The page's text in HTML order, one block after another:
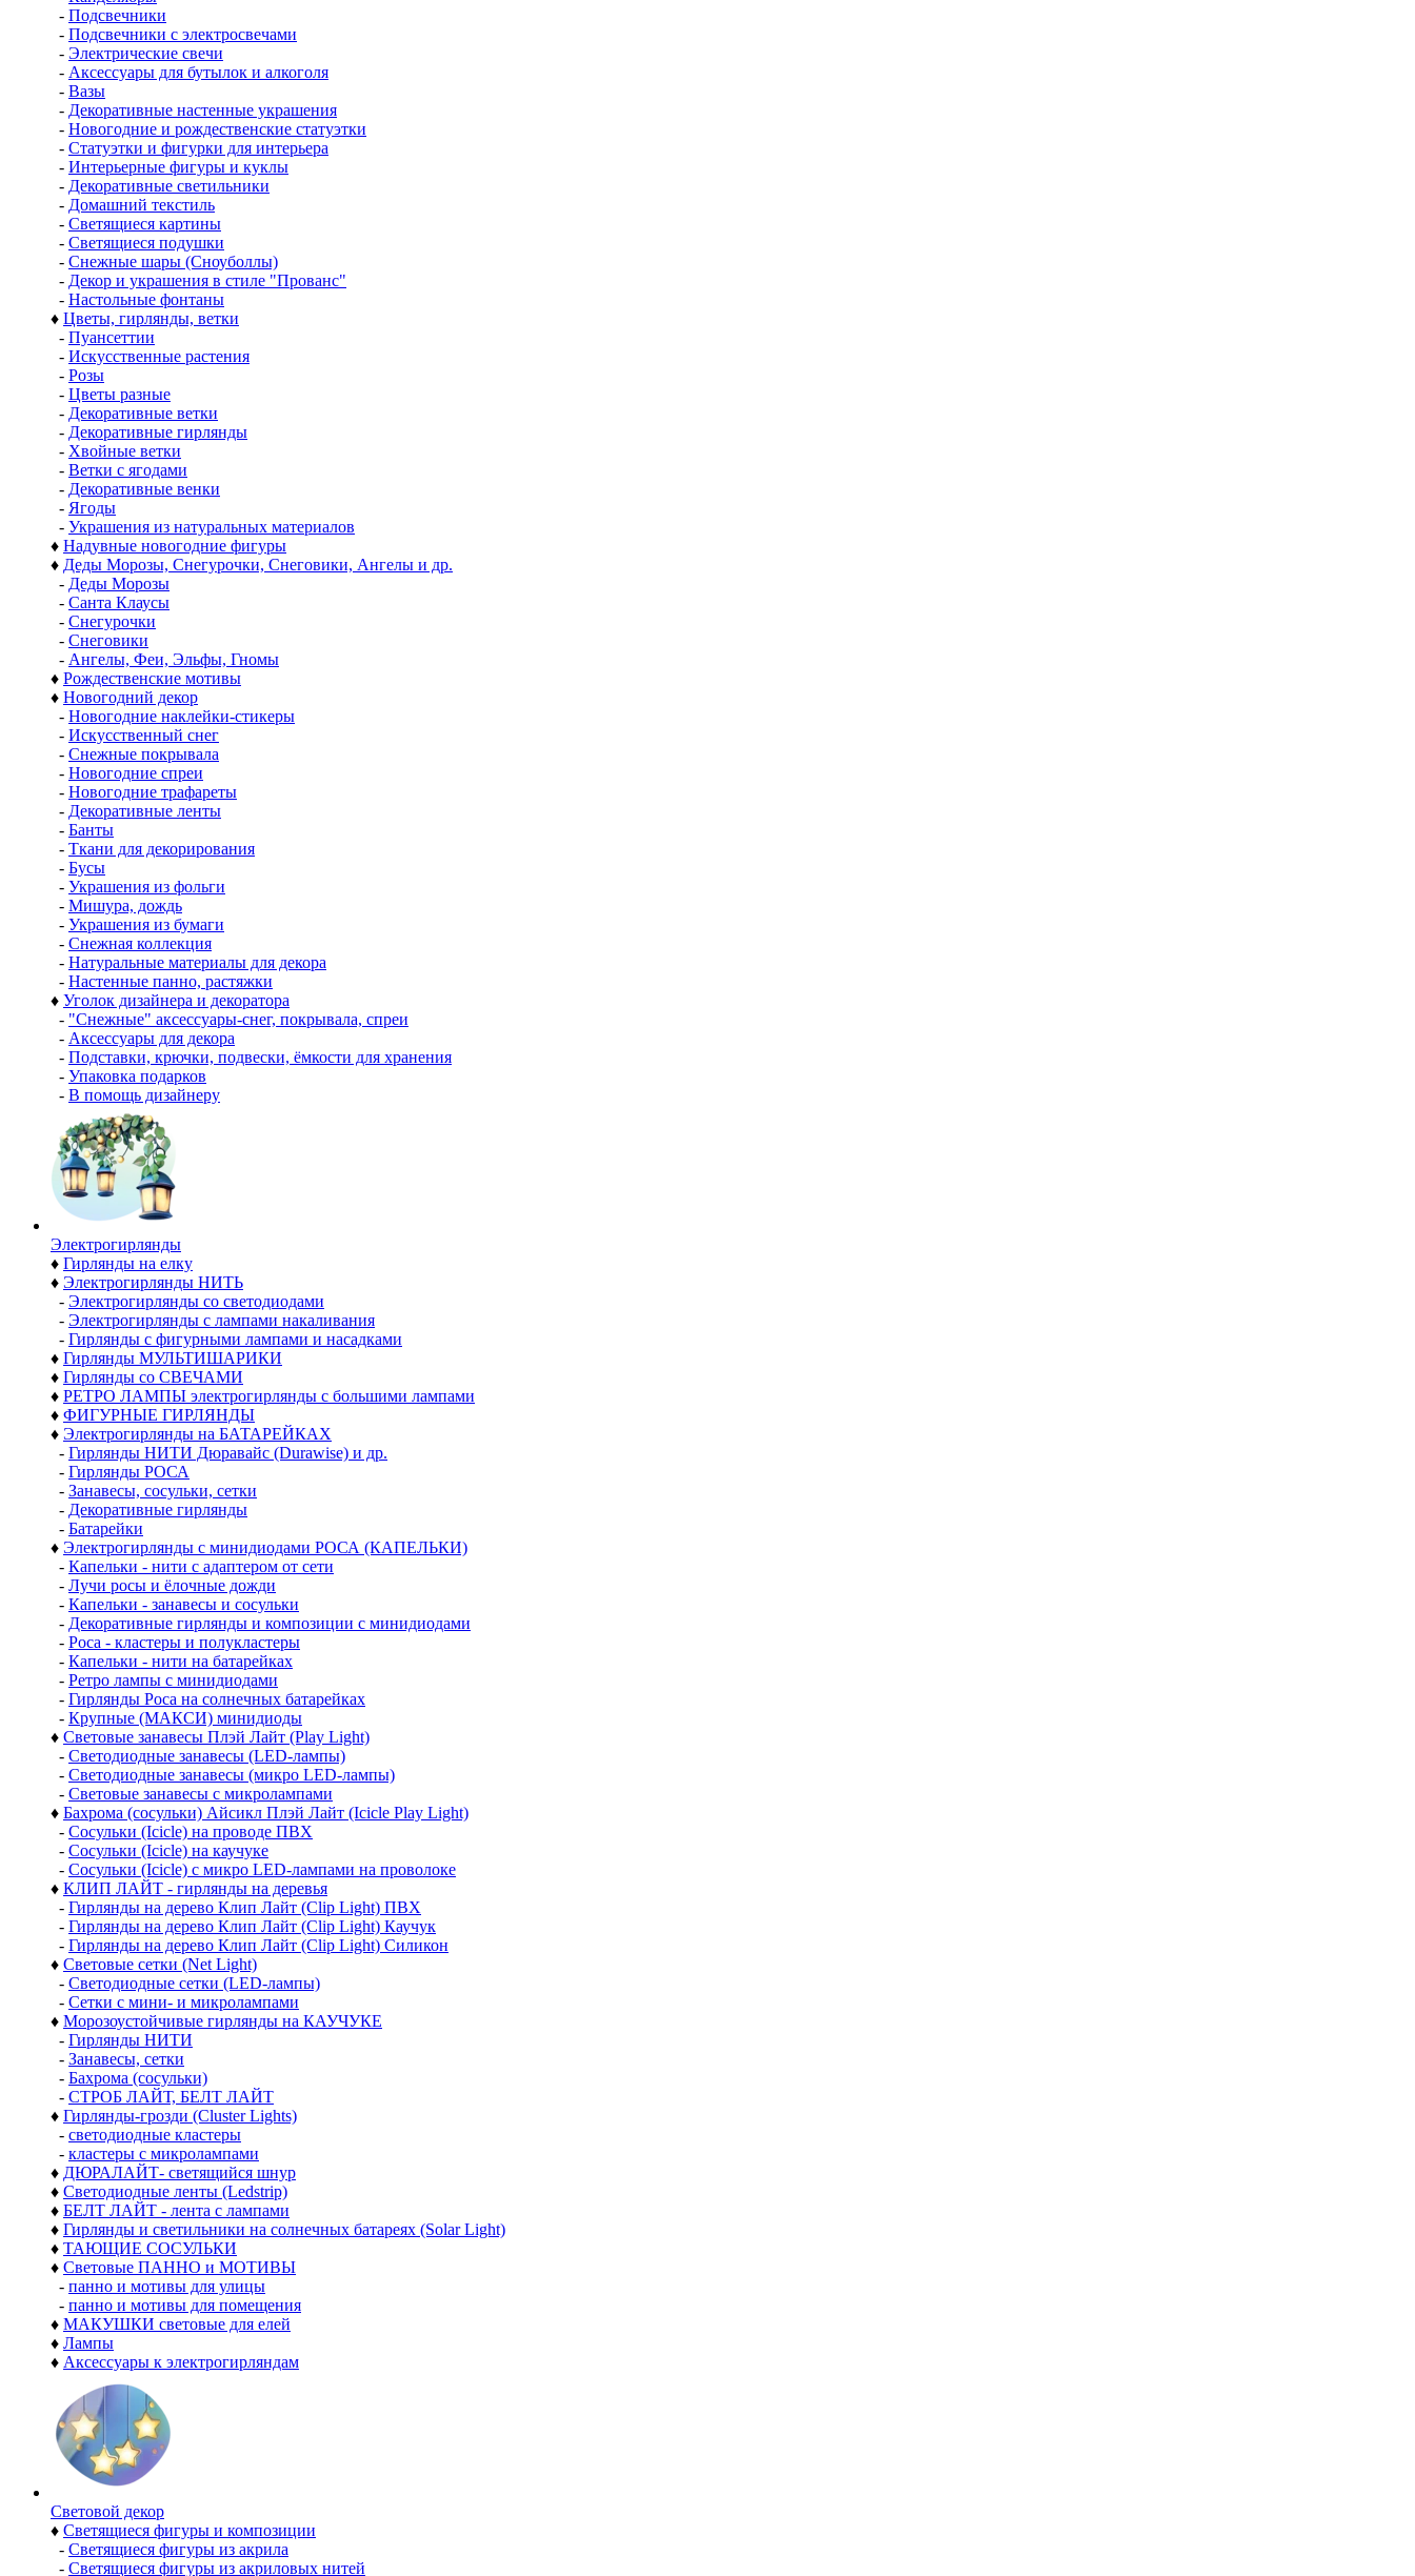
- Подсвечники
- Подсвечники с электросвечами
- Электрические свечи
- Аксессуары для бутылок и алкоголя
- Вазы
- Декоративные настенные украшения
- Новогодние и рождественские статуэтки
- Статуэтки и фигурки для интерьера
- Интерьерные фигуры и куклы
- Декоративные светильники
- Домашний текстиль
- Светящиеся картины
- Светящиеся подушки
- Снежные шары (Сноуболлы)
- Декор и украшения в стиле "Прованс"
- Настольные фонтаны
♦ Цветы, гирлянды, ветки
- Пуансеттии
- Искусственные растения
- Розы
- Цветы разные
- Декоративные ветки
- Декоративные гирлянды
- Хвойные ветки
- Ветки с ягодами
- Декоративные венки
- Ягоды
- Украшения из натуральных материалов
♦ Надувные новогодние фигуры
♦ Деды Морозы, Снегурочки, Снеговики, Ангелы и др.
- Деды Морозы
- Санта Клаусы
- Снегурочки
- Снеговики
- Ангелы, Феи, Эльфы, Гномы
♦ Рождественские мотивы
♦ Новогодний декор
- Новогодние наклейки-стикеры
- Искусственный снег
- Снежные покрывала
- Новогодние спреи
- Новогодние трафареты
- Декоративные ленты
- Банты
- Ткани для декорирования
- Бусы
- Украшения из фольги
- Мишура, дождь
- Украшения из бумаги
- Снежная коллекция
- Натуральные материалы для декора
- Настенные панно, растяжки
♦ Уголок дизайнера и декоратора
- "Снежные" аксессуары-снег, покрывала, спреи
- Аксессуары для декора
- Подставки, крючки, подвески, ёмкости для хранения
- Упаковка подарков
- В помощь дизайнеру
Электро­гирлянды
♦ Гирлянды на елку
♦ Электрогирлянды НИТЬ
- Электрогирлянды со светодиодами
- Электрогирлянды с лампами накаливания
- Гирлянды с фигурными лампами и насадками
♦ Гирлянды МУЛЬТИШАРИКИ
♦ Гирлянды со СВЕЧАМИ
♦ РЕТРО ЛАМПЫ электрогирлянды с большими лампами
♦ ФИГУРНЫЕ ГИРЛЯНДЫ
♦ Электрогирлянды на БАТАРЕЙКАХ
- Гирлянды НИТИ Дюравайс (Durawise) и др.
- Гирлянды РОСА
- Занавесы, сосульки, сетки
- Декоративные гирлянды
- Батарейки
♦ Электрогирлянды с минидиодами РОСА (КАПЕЛЬКИ)
- Капельки - нити с адаптером от сети
- Лучи росы и ёлочные дожди
- Капельки - занавесы и сосульки
- Декоративные гирлянды и композиции с минидиодами
- Роса - кластеры и полукластеры
- Капельки - нити на батарейках
- Ретро лампы с минидиодами
- Гирлянды Роса на солнечных батарейках
- Крупные (МАКСИ) минидиоды
♦ Световые занавесы Плэй Лайт (Play Light)
- Светодиодные занавесы (LED-лампы)
- Светодиодные занавесы (микро LED-лампы)
- Световые занавесы с микролампами
♦ Бахрома (сосульки) Айсикл Плэй Лайт (Icicle Play Light)
- Сосульки (Icicle) на проводе ПВХ
- Сосульки (Icicle) на каучуке
- Сосульки (Icicle) с микро LED-лампами на проволоке
♦ КЛИП ЛАЙТ - гирлянды на деревья
- Гирлянды на дерево Клип Лайт (Clip Light) ПВХ
- Гирлянды на дерево Клип Лайт (Clip Light) Каучук
- Гирлянды на дерево Клип Лайт (Clip Light) Силикон
♦ Световые сетки (Net Light)
- Светодиодные сетки (LED-лампы)
- Сетки с мини- и микролампами
♦ Морозоустойчивые гирлянды на КАУЧУКЕ
- Гирлянды НИТИ
- Занавесы, сетки
- Бахрома (сосульки)
- СТРОБ ЛАЙТ, БЕЛТ ЛАЙТ
♦ Гирлянды-грозди (Cluster Lights)
- светодиодные кластеры
- кластеры с микролампами
♦ ДЮРАЛАЙТ- светящийся шнур
♦ Светодиодные ленты (Ledstrip)
♦ БЕЛТ ЛАЙТ - лента с лампами
♦ Гирлянды и светильники на солнечных батареях (Solar Light)
♦ ТАЮЩИЕ СОСУЛЬКИ
♦ Световые ПАННО и МОТИВЫ
- панно и мотивы для улицы
- панно и мотивы для помещения
♦ МАКУШКИ световые для елей
♦ Лампы
♦ Аксессуары к электрогирляндам
Световой декор
♦ Светящиеся фигуры и композиции
- Светящиеся фигуры из акрила
- Светящиеся фигуры из акриловых нитей